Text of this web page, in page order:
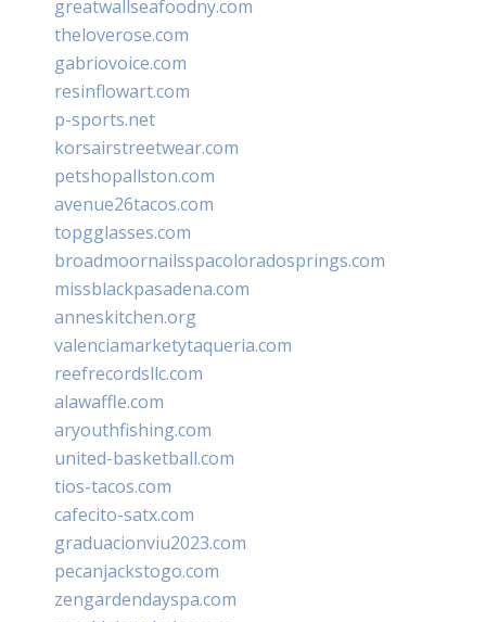
greatwallseafoodny.com
theloverose.com
gabriovoice.com
resinflowart.com
p-sports.net
korsairstreetwear.com
petshopallston.com
avenue26tacos.com
topgglasses.com
broadmoornailsspacoloradosprings.com
missblackpasadena.com
anneskitchen.org
valenciamarketytaqueria.com
reefrecordsllc.com
alawaffle.com
aryouthfishing.com
united-basketball.com
tios-tacos.com
cafecito-satx.com
graduacionviu2023.com
pecanjackstogo.com
zengardendayspa.com